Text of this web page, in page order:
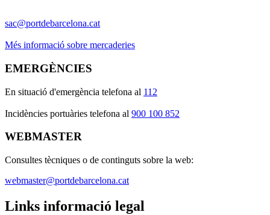
sac@portdebarcelona.cat
Més informació sobre mercaderies
EMERGÈNCIES
En situació d'emergència telefona al 112
Incidències portuàries telefona al 900 100 852
WEBMASTER
Consultes tècniques o de continguts sobre la web:
webmaster@portdebarcelona.cat
Links informació legal